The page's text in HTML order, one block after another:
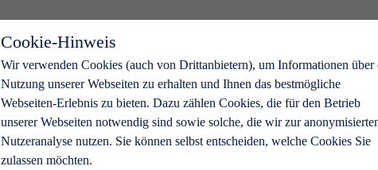
Cookie-Hinweis
Wir verwenden Cookies (auch von Drittanbietern), um Informationen über
Nutzung unserer Webseiten zu erhalten und Ihnen das bestmögliche
Webseiten-Erlebnis zu bieten. Dazu zählen Cookies, die für den Betrieb
unserer Webseiten notwendig sind sowie solche, die wir zur
Nutzeranalyse nutzen. Sie können selbst entscheiden, welche Cookies Sie
zulassen möchten.